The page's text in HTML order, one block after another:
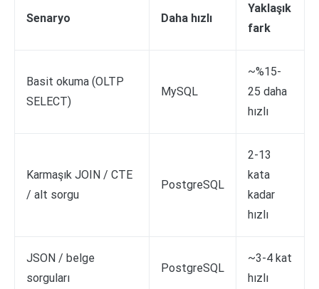
Senaryo Daha hızlı
Yaklaşık
fark
Basit okuma (OLTP
SELECT)
MySQL
~%15-
25 daha
hızlı
Karmaşık JOIN / CTE
/ alt sorgu
PostgreSQL
2-13
kata
kadar
hızlı
JSON / belge
sorguları
PostgreSQL
~3-4 kat
hızlı